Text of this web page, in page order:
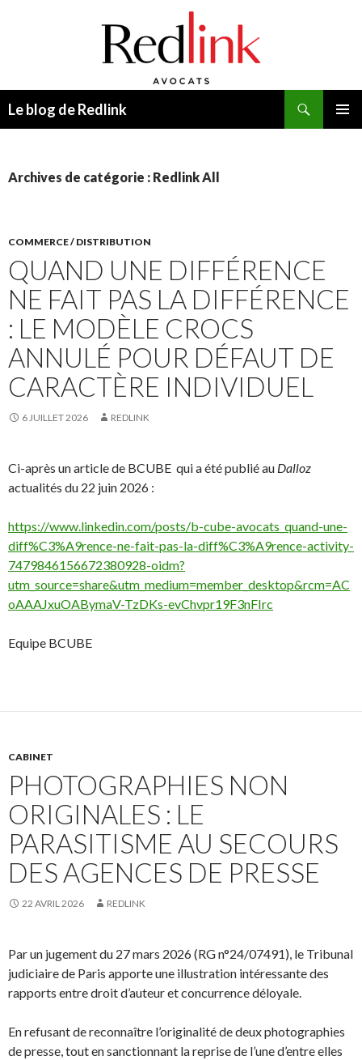
Le blog de Redlink
Archives de catégorie : Redlink All
COMMERCE / DISTRIBUTION
QUAND UNE DIFFÉRENCE
NE FAIT PAS LA DIFFÉRENCE
: LE MODÈLE CROCS
ANNULÉ POUR DÉFAUT DE
CARACTÈRE INDIVIDUEL
6 JUILLET 2026 REDLINK
Ci-après un article de BCUBE qui a été publié au Dalloz
actualités du 22 juin 2026 :
https://www.linkedin.com/posts/b-cube-avocats_quand-une-
diff%C3%A9rence-ne-fait-pas-la-diff%C3%A9rence-activity-
7479846156672380928-oidm?
utm_source=share&utm_medium=member_desktop&rcm=AC
oAAAJxuOABymaV-TzDKs-evChvpr19F3nFIrc
Equipe BCUBE
CABINET
PHOTOGRAPHIES NON
ORIGINALES : LE
PARASITISME AU SECOURS
DES AGENCES DE PRESSE
22 AVRIL 2026 REDLINK
Par un jugement du 27 mars 2026 (RG n°24/07491), le Tribunal
judiciaire de Paris apporte une illustration intéressante des
rapports entre droit d’auteur et concurrence déloyale.
En refusant de reconnaître l’originalité de deux photographies
de presse, tout en sanctionnant la reprise de l’une d’entre elles